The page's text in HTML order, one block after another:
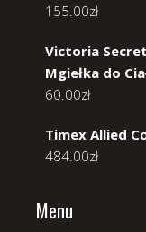
155.00zł
Victoria
Mgiełka do
60.00zł
Timex Allied
484.00zł
Menu